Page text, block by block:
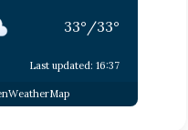
33° /33°
Last updated: 16:37